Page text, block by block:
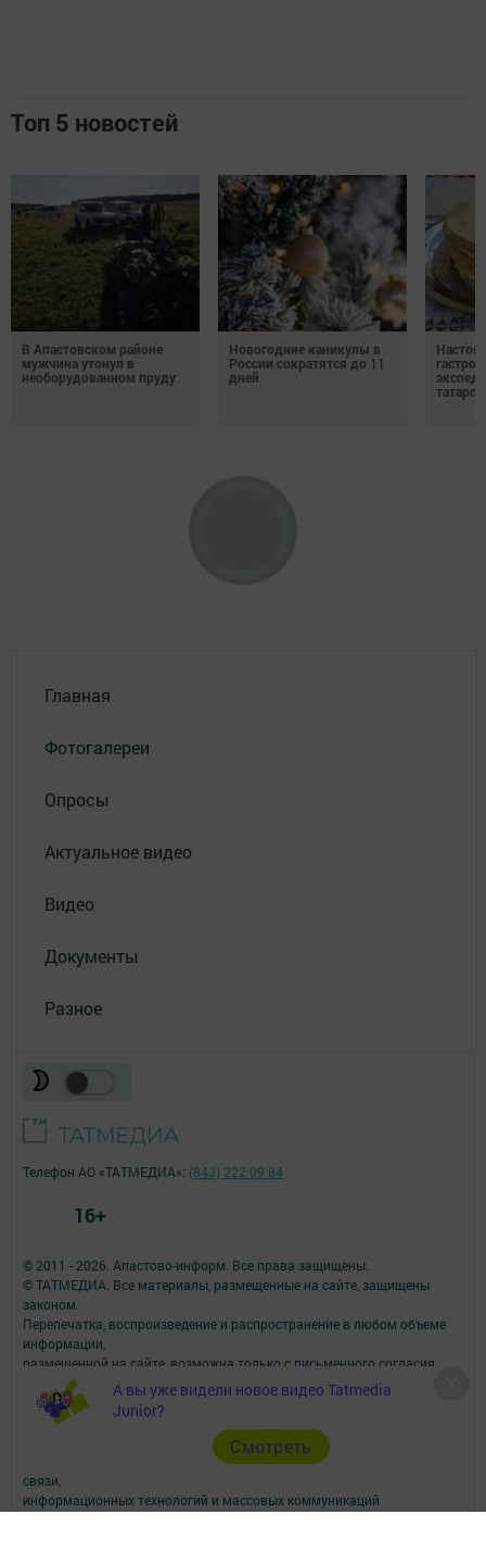
Топ 5 новостей
В Апастовском районе
мужчина утонул в
необорудованном пруду
Новогодние каникулы в
России сократятся до 11
дней
Главная
Фотогалереи
Опросы
Актуальное видео
Видео
Документы
Разное
А вы уже видели новое видео Tatmedia
Junior?
Cмотреть
© 2011 - 2026. Апастово-информ. Все права защищены.
© ТАТМЕДИА. Все материалы, размещенные на сайте, защищены
законом.
Перепечатка, воспроизведение и распространение в любом объеме
информации,
размещенной на сайте, возможна только с письменного согласия
редакций СМИ.
При поддержке Республиканского агентства по печати и массовым
коммуникациям.
Наименование СМИ: Апастово-информ
СМИ зарегистрировано Федеральной службой по надзору в сфере
связи,
информационных технологий и массовых коммуникаций
Телефон АО «ТАТМЕДИА»: (843) 222 09 84
16+